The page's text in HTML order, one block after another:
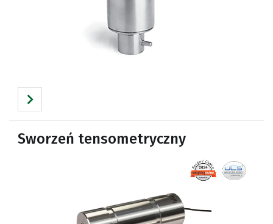
Sworzeń tensometryczny